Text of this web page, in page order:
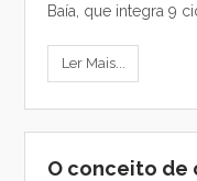
Baía, que integra 9
Ler Mais...
O conceito de